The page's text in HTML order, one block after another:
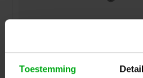
Toestemming
Login